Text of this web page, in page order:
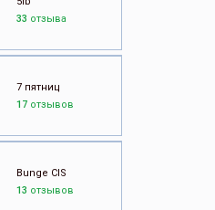
33 отзыва
7 пятниц
17отзывов
Bunge CIS
13 отзывов